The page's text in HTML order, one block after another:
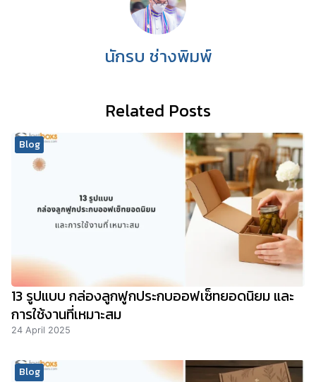
นักรบ ช่างพิมพ์
Related Posts
Blog
13 รูปแบบ กล่องลูกฟูกประกบออฟเซ็ทยอดนิยม และ
การใช้งานที่เหมาะสม
24 April 2025
Blog